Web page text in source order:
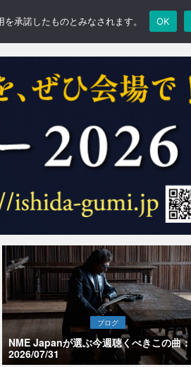
ブログ
NME Japanが選ぶ今週聴くべきこの曲：
2026/07/31
承諾したものとみなされます。 OK